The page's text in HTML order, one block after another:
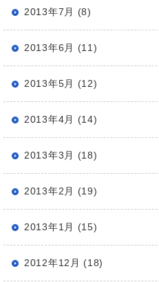
2013年7月 (8)
2013年6月 (11)
2013年5月 (12)
2013年4月 (14)
2013年3月 (18)
2013年2月 (19)
2013年1月 (15)
2012年12月 (18)